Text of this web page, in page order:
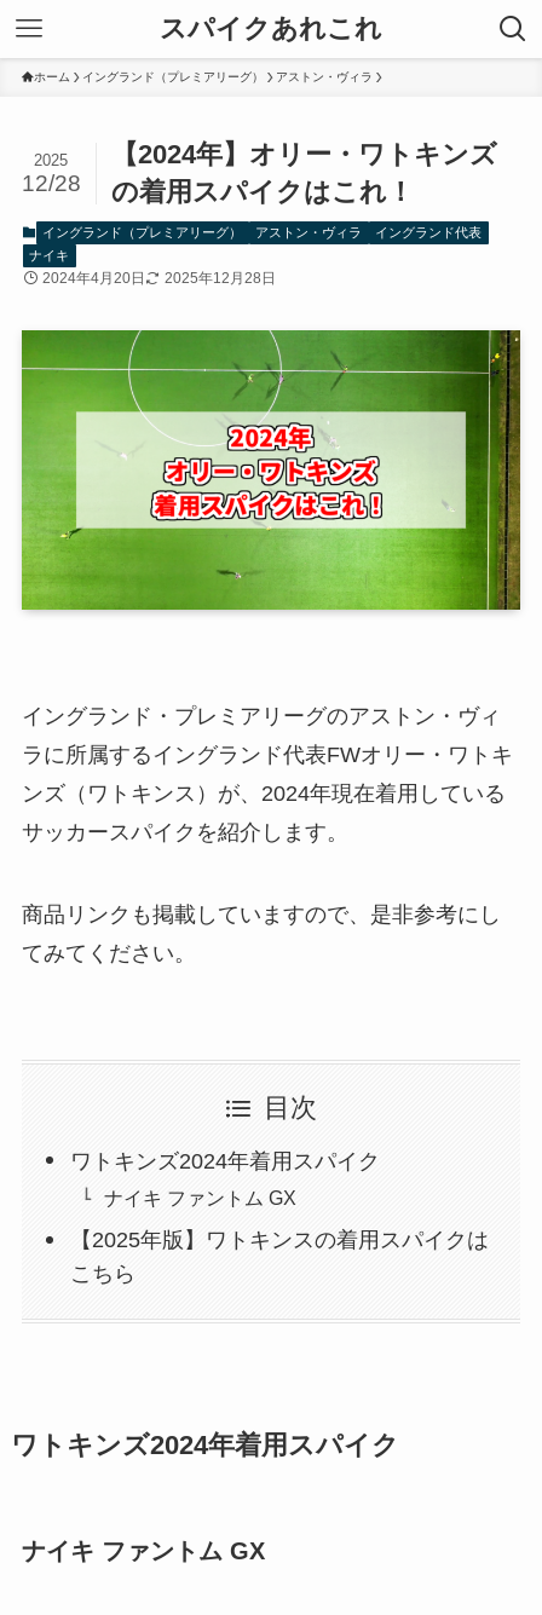
スパイクあれこれ
ホーム イングランド（プレミアリーグ） アストン・ヴィラ
【2024年】オリー・ワトキンズ
の着用スパイクはこれ！
2025
12/28
イングランド（プレミアリーグ） アストン・ヴィラ
イングランド代表
ナイキ
2024年4月20日 2025年12月28日
イングランド・プレミアリーグのアストン・ヴィ
ラに所属するイングランド代表FWオリー・ワトキ
ンズ（ワトキンス）が、2024年現在着用している
サッカースパイクを紹介します。
商品リンクも掲載していますので、是非参考にし
てみてください。
目次
ワトキンズ2024年着用スパイク
ナイキ ファントム GX
【2025年版】ワトキンスの着用スパイクは
こちら
ワトキンズ2024年着用スパイク
ナイキ ファントム GX